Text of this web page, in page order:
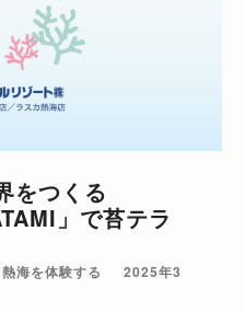
をつくる
」で苔テラ
熱海を体験する
2025年3